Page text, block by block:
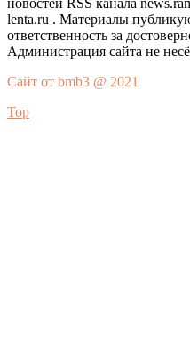
новостей RSS канала
lenta.ru . Материалы
ответственность за
Администрация сайта не
Сайт от bmb3 @ 2021
Top